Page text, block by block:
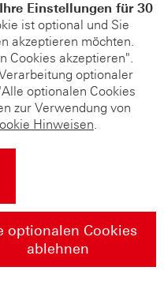
Einstellungen für 30
ist optional und Sie
akzeptieren möchten.
Cookies akzeptieren".
optionaler
optionalen Cookies
zur Verwendung von
Hinweisen.
optionalen Cookies
ablehnen